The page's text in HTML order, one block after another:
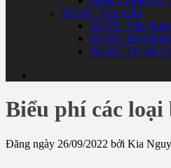
ISUZU Toàn Cầu
ISUZU Vân Nam
ISUZU Bình
ISUZU TP. Hồ
Biểu phí các
Đăng ngày 26/09/2022 bởi Kia